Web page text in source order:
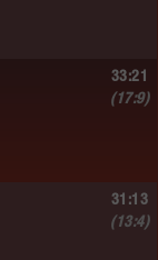
33:21
(17:9)
31:13
(13:4)